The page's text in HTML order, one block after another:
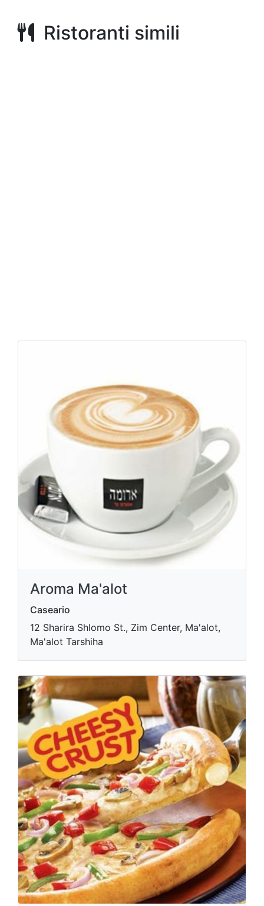
Ristoranti simili
Aroma Ma'alot
Caseario
12 Sharira Shlomo St., Zim Center, Ma'alot,
Ma'alot Tarshiha